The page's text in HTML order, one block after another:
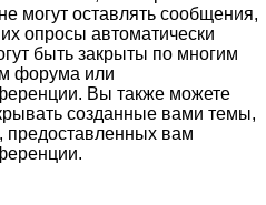
могут оставлять сообщения,
опросы автоматически
быть закрыты по многим
форума или
Вы также можете
созданные вами темы,
предоставленных вам